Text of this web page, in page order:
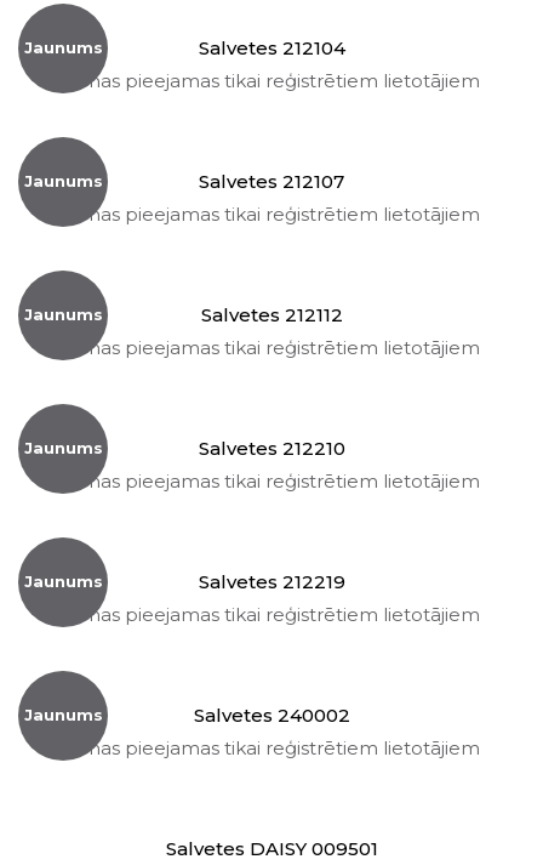
Jaunums
Salvetes 212104
Cenas pieejamas tikai reģistrētiem lietotājiem
Jaunums
Salvetes 212107
Cenas pieejamas tikai reģistrētiem lietotājiem
Jaunums
Salvetes 212112
Cenas pieejamas tikai reģistrētiem lietotājiem
Jaunums
Salvetes 212210
Cenas pieejamas tikai reģistrētiem lietotājiem
Jaunums
Salvetes 212219
Cenas pieejamas tikai reģistrētiem lietotājiem
Jaunums
Salvetes 240002
Cenas pieejamas tikai reģistrētiem lietotājiem
Salvetes DAISY 009501